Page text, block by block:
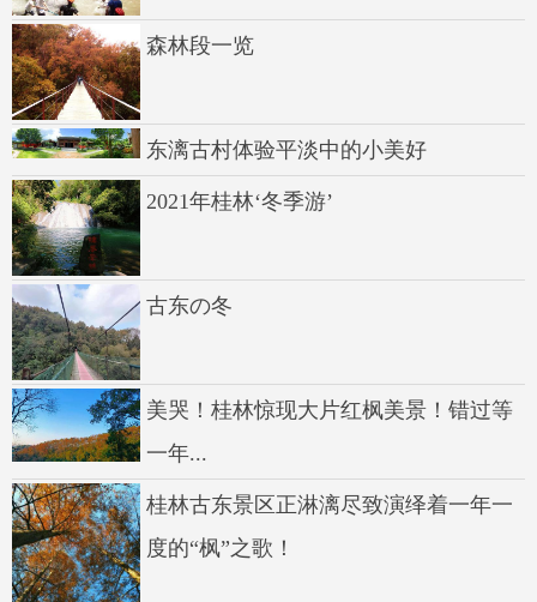
森林段一览
东漓古村体验平淡中的小美好
2021年桂林‘冬季游’
古东の冬
美哭！桂林惊现大片红枫美景！错过等
一年...
桂林古东景区正淋漓尽致演绎着一年一
度的“枫”之歌！